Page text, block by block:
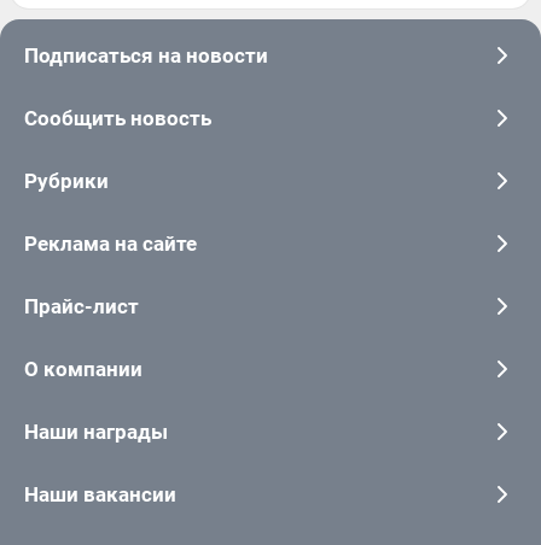
Подписаться на новости
Сообщить новость
Рубрики
Реклама на сайте
Прайс-лист
О компании
Наши награды
Наши вакансии